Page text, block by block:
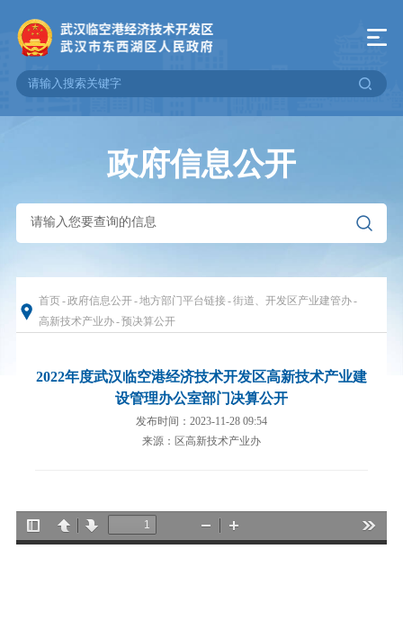
政府信息公开
首页-政府信息公开-地方部门平台链接-街道、开发区产业建管办-
高新技术产业办-预决算公开
2022年度武汉临空港经济技术开发区高新技术产业建
设管理办公室部门决算公开
发布时间：2023-11-28 09:54
来源：区高新技术产业办